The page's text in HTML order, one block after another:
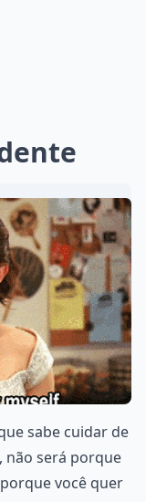
sabe cuidar de
não será porque
você quer